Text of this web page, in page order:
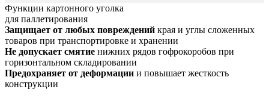
Функции картонного уголка
для паллетирования
Защищает от любых повреждений края и углы сложенных
товаров при транспортировке и хранении
Не допускает смятие нижних рядов гофрокоробов при
горизонтальном складировании
Предохраняет от деформации и повышает жесткость
конструкции